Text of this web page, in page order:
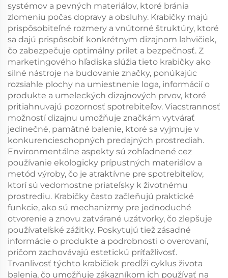
systémov a pevných materiálov, ktoré bránia
zlomeniu počas dopravy a obsluhy. Krabičky majú
prispôsobiteľné rozmery a vnútorné štruktúry, ktoré
sa dajú prispôsobiť konkrétnym dizajnom lahvičiek,
čo zabezpečuje optimálny prilet a bezpečnosť. Z
marketingového hľadiska slúžia tieto krabičky ako
silné nástroje na budovanie značky, ponúkajúc
rozsiahle plochy na umiestnenie loga, informácií o
produkte a umeleckých dizajnových prvov, ktoré
pritiahnuvajú pozornosť spotrebiteľov. Viacstrannosť
možností dizajnu umožňuje značkám vytvárať
jedinečné, pamätné balenie, ktoré sa vyjmuje v
konkurencieschopných predajných prostrediah.
Environmentálne aspekty sú zohľadnené cez
používanie ekologicky prípustných materiálov a
metód výroby, čo je atraktívne pre spotrebiteľov,
ktorí sú vedomostne priateľsky k životnému
prostrediu. Krabičky často začleňujú praktické
funkcie, ako sú mechanizmy pre jednoduché
otvorenie a znovu zatvárané uzátvorky, čo zlepšuje
používateľské zážitky. Poskytujú tiež zásadné
informácie o produkte a podrobnosti o overovaní,
pričom zachovávajú estetickú príťažlivosť.
Trvanlivosť týchto krabičiek predĺži cyklus života
balenia, čo umožňuje zákazníkom ich používať na